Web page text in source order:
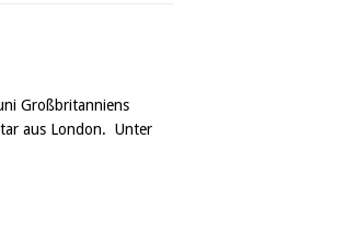
Großbritanniens
aus London. Unter